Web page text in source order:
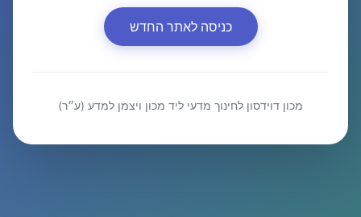
כניסה לאתר החדש
מכון דוידסון לחינוך מדעי ליד מכון ויצמן למדע (ע״ר)